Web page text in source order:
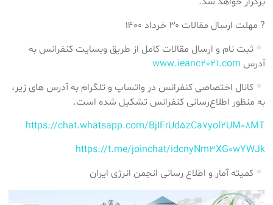
? مهلت ارسال مقالات ۳۰ خرداد ۱۴۰۰
ثبت نام و ارسال مقالات کامل از طریق وبسایت کنفرانس به
آدرس www.ieanc2021.com
کانال اختصاصی کنفرانس در واتساپ و تلگرام به آدرس های زیر،
به منظور اطلاع‌رسانی کنفرانس تشکیل شده است.
https://chat.whatsapp.com/BjIFrUd5zCa7yol2UM08MT
https://t.me/joinchat/idcnyNm3XG0wYWJk
کمیته آمار و اطلاع رسانی انجمن انرژی ایران